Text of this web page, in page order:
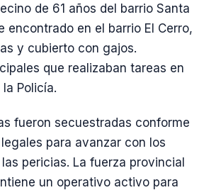
de 61 años del barrio Santa
encontrado en el barrio El Cerro,
y cubierto con gajos.
que realizaban tareas en
Policía.
fueron secuestradas conforme
para avanzar con los
pericias. La fuerza provincial
un operativo activo para